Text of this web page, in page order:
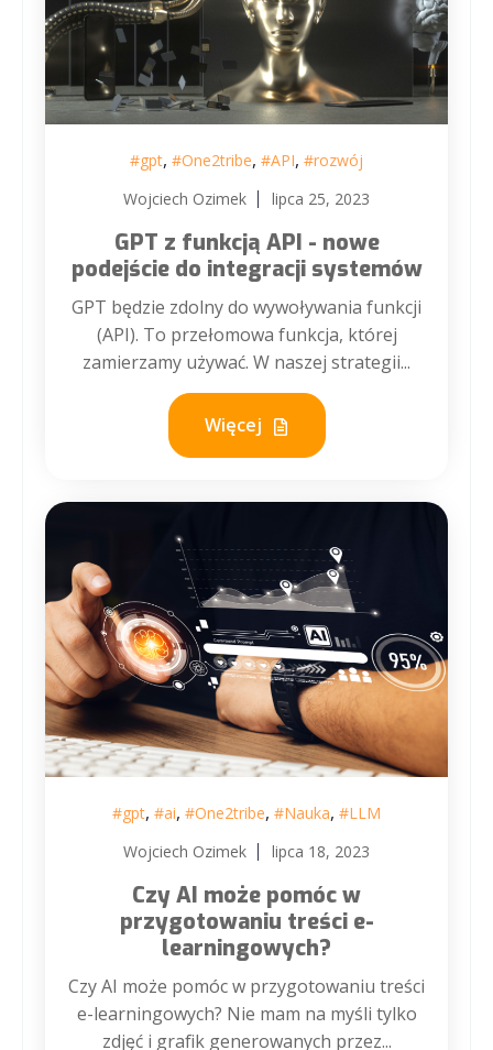
#gpt, #One2tribe, #API, #rozwój
Wojciech Ozimek
lipca 25, 2023
GPT z funkcją API - nowe
podejście do integracji systemów
GPT będzie zdolny do wywoływania funkcji
(API). To przełomowa funkcja, której
zamierzamy używać. W naszej strategii...
Więcej
#gpt, #ai, #One2tribe, #Nauka, #LLM
Wojciech Ozimek
lipca 18, 2023
Czy AI może pomóc w
przygotowaniu treści e-
learningowych?
Czy AI może pomóc w przygotowaniu treści
e-learningowych? Nie mam na myśli tylko
zdjęć i grafik generowanych przez...